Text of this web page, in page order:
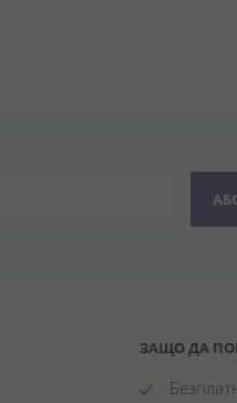
ЗАЩО ДА